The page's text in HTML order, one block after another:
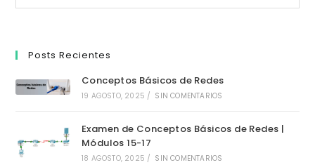
Posts Recientes
Conceptos Básicos de Redes
19 AGOSTO, 2025 / SIN COMENTARIOS
Examen de Conceptos Básicos de Redes |
Módulos 15-17
18 AGOSTO, 2025 / SIN COMENTARIOS